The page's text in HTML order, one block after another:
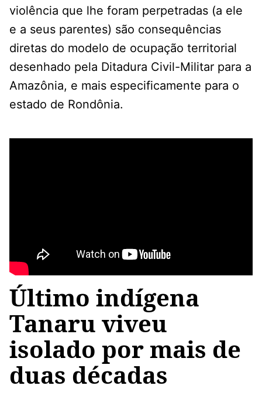
violência que lhe foram perpetradas (a ele
e a seus parentes) são consequências
diretas do modelo de ocupação territorial
desenhado pela Ditadura Civil-Militar para a
Amazônia, e mais especificamente para o
estado de Rondônia.
Último indígena
Tanaru viveu
isolado por mais de
duas décadas